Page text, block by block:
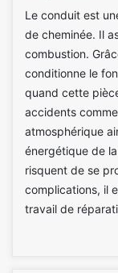
Le conduit est
de cheminée. Il
combustion.
conditionne le
quand cette
accidents
atmosphérique
énergétique de
risquent de se
complications, il
travail de